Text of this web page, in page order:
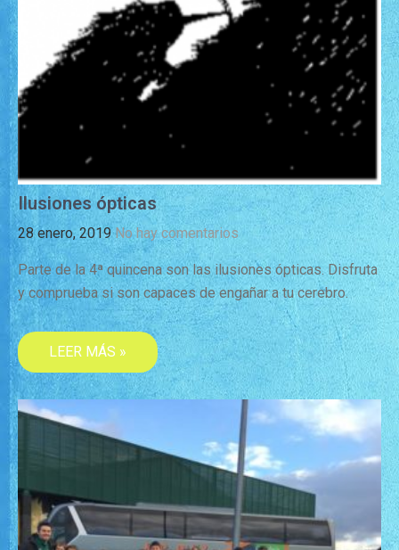
Ilusiones ópticas
28 enero, 2019 No hay comentarios
Parte de la 4ª quincena son las ilusiones ópticas. Disfruta
y comprueba si son capaces de engañar a tu cerebro.
LEER MÁS »